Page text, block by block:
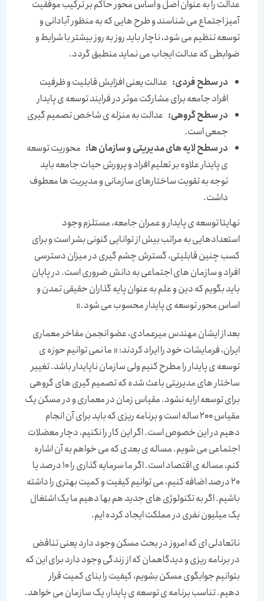
عدالت را به عنوان اصل و اساس محور حاکم بر ترکیب موفقیت
آمیز اجتماع می شناسند و طرح هایی که به منظور آبادانی و
توسعه تنظیم می شود، ناچار باید روز به روز بیشتر با شرایط و
ضوابطی که عدالت ایجاب می نماید منطبق گردد.
در سطح فردی:عدالت یعنی افزایش قابلیت و ظرفیت
افراد جامعه برای مشارکت موثر در فرایند توسعه ی پایدار
در سطح گروهی:عدالت به منزله ی شاخص تصمیم گیری
جمعی است.
در سطح لایه های مدیریتی و سازمان ها:محوریت توسعه
ی پایدار علاوه بر تعلیم افراد و پرورش حیات جامعه باید
توجه به تقویت ساختارهای سازمانی و مدیریت ها معطوف
داشت.
نهایتا توسعه ی پایدار و عمران جامعه، مستلزم وجود
استعدادهایی به مراتب بیش از توانایی کنونی بشر است و برای
کسب چنین قابلیتی، گسترش چشم گیری در میزان دسترسی
افراد و سازمان های اجتماعی به دانش ضروری است. در پایان
باید بگویم که دین و علم به عنوان پایه گذاران حقیقی تمدن و
اساس محور توسعه ی پایدار محسوب می شود.»
بعد از ایشان مهندس میرعمادی، عضو انجمن مفاخر معماری
ایران، فرمایشات خود را ایراد کردند: « ما نمی توانیم حوزه ی
توسعه ی پایدار را مطرح کنیم ولی سازمان ناپایدار باشد. تغییر
ساختار های مدیریتی باعث شده که تصمیم گیری های گروهی
برای توسعه ارایه نشود. مقیاس زمان در معماری و در مسکن یک
مقیاس 200 ساله است و برنامه ریزی که باید برای آن انجام
دهیم در این خصوص است. اگر این کار را نکنیم، دچار معضلات
اجتماعی می شویم. مساله ی بعدی که می خواهم به آن اشاره
کنم، مساله ی اقتصاد است. اگر ما سرمایه گذاری را 10 درصد یا
20 درصد اضافه کنیم، می توانیم کیفیت و کمیت بهتری را داشته
باشیم. اگر به تکنولوژی های جدید هم بها دهیم ما یک اشتغال
یک میلیون نفری در مملکت ایجاد کرده ایم.
ناتعادلی ای که امروز در بحث مسکن وجود دارد یعنی تناقض
در برنامه ریزی و دیدگاهمان که از زندگی وجود دارد برای این که
بتوانیم جوابگوی مسکن بشویم، کیفیت را بنای کمیت قرار
دهیم. تناسب برنامه ی توسعه ی پایدار، یک سازمان می خواهد.